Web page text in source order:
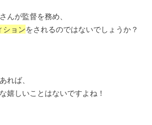
んが監督を務め、
ションをされるのではないでしょうか？
れば、
嬉しいことはないですよね！